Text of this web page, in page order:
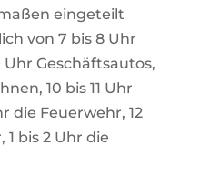
eingeteilt
von 7 bis 8 Uhr
Geschäftsautos,
10 bis 11 Uhr
die Feuerwehr, 12
1 bis 2 Uhr die